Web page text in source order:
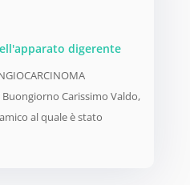
digerente
Buongiorno Carissimo Valdo,
al quale è stato